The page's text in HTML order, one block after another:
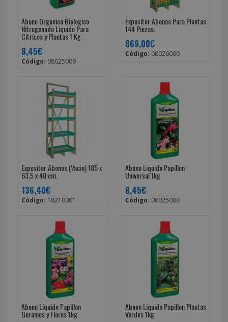
Abono Organico Biologico
Nitrogenado Liquido Para
Citricos y Plantas 1 Kg
8,45€
Código: 08025009
Expositor Abonos Para Plantas
144 Piezas.
869,00€
Código: 08026000
Expositor Abonos (Vacio) 185 x
63,5 x 40 cm.
136,40€
Código: 18210001
Abono Liquido Papillon
Universal 1kg
8,45€
Código: 08025000
Abono Liquido Papillon
Geranios y Flores 1kg
Abono Liquido Papillon Plantas
Verdes 1kg